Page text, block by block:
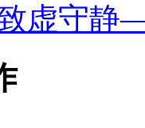
虚守静